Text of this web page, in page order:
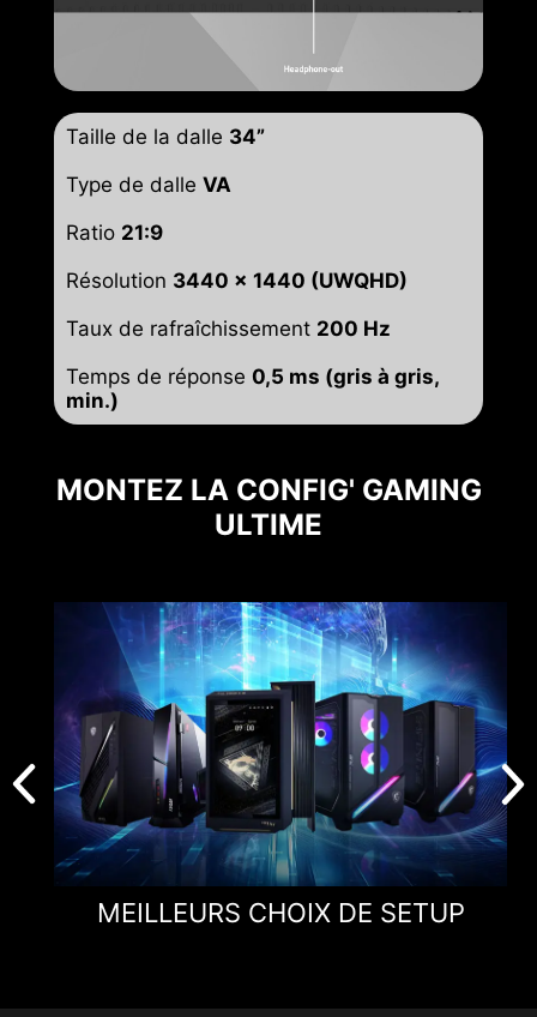
Taille de la dalle 34”
Type de dalle VA
Ratio 21:9
Résolution 3440 x 1440 (UWQHD)
Taux de rafraîchissement 200 Hz
Temps de réponse 0,5 ms (gris à gris,
min.)
MONTEZ LA CONFIG' GAMING
ULTIME
MEILLEURS CHOIX DE SETUP